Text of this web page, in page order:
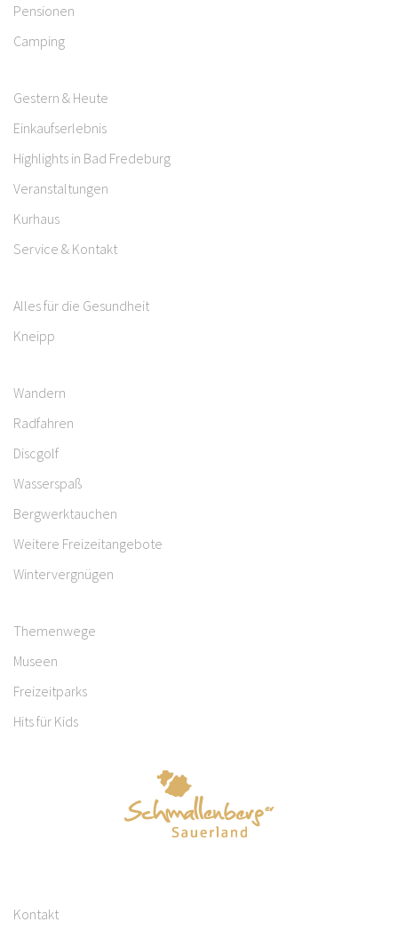
Pensionen
Camping
Gestern & Heute
Einkaufserlebnis
Highlights in Bad Fredeburg
Veranstaltungen
Kurhaus
Service & Kontakt
Alles für die Gesundheit
Kneipp
Wandern
Radfahren
Discgolf
Wasserspaß
Bergwerktauchen
Weitere Freizeitangebote
Wintervergnügen
Themenwege
Museen
Freizeitparks
Hits für Kids
Kontakt